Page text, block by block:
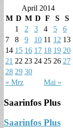
April 2014
M D M D F S S
« Mrz Mai »
1 2 3 4 5
6
7
8 9 10 11 12 13
14 15 16 17 18 19 20
21 22 23 24 25 26 27
28 29 30
Saarinfos Plus
Saarinfos Plus